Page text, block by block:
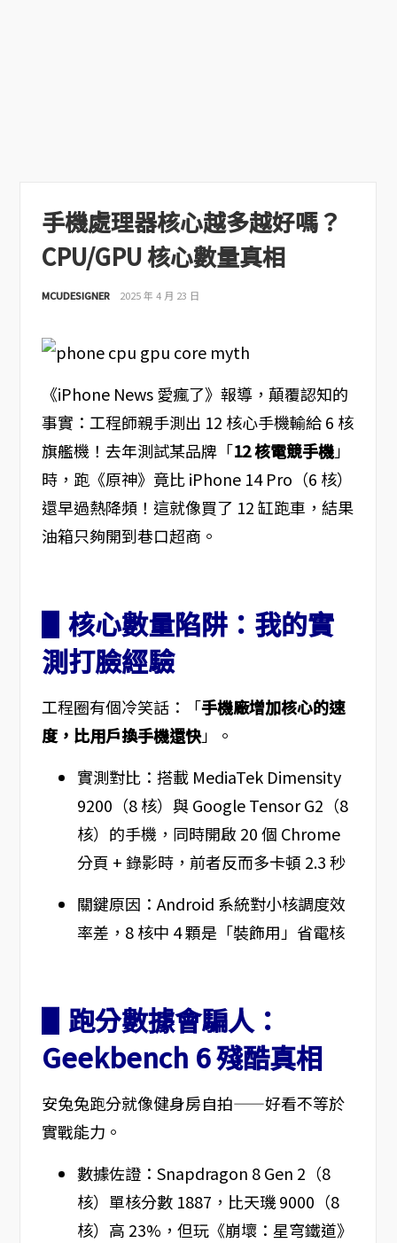
手機處理器核心越多越好嗎？
CPU/GPU 核心數量真相
MCUDESIGNER 2025 年 4 月 23 日
《iPhone News 愛瘋了》報導，顛覆認知的
事實：工程師親手測出 12 核心手機輸給 6 核
旗艦機！去年測試某品牌「12 核電競手機」
時，跑《原神》竟比 iPhone 14 Pro（6 核）
還早過熱降頻！這就像買了 12 缸跑車，結果
油箱只夠開到巷口超商。
▋核心數量陷阱：我的實
測打臉經驗
工程圈有個冷笑話：「手機廠增加核心的速
度，比用戶換手機還快」。
實測對比：搭載 MediaTek Dimensity
9200（8 核）與 Google Tensor G2（8
核）的手機，同時開啟 20 個 Chrome
分頁 + 錄影時，前者反而多卡頓 2.3 秒
關鍵原因：Android 系統對小核調度效
率差，8 核中 4 顆是「裝飾用」省電核
▋跑分數據會騙人：
Geekbench 6 殘酷真相
安兔兔跑分就像健身房自拍——好看不等於
實戰能力。
數據佐證：Snapdragon 8 Gen 2（8
核）單核分數 1887，比天璣 9000（8
核）高 23%，但玩《崩壞：星穹鐵道》